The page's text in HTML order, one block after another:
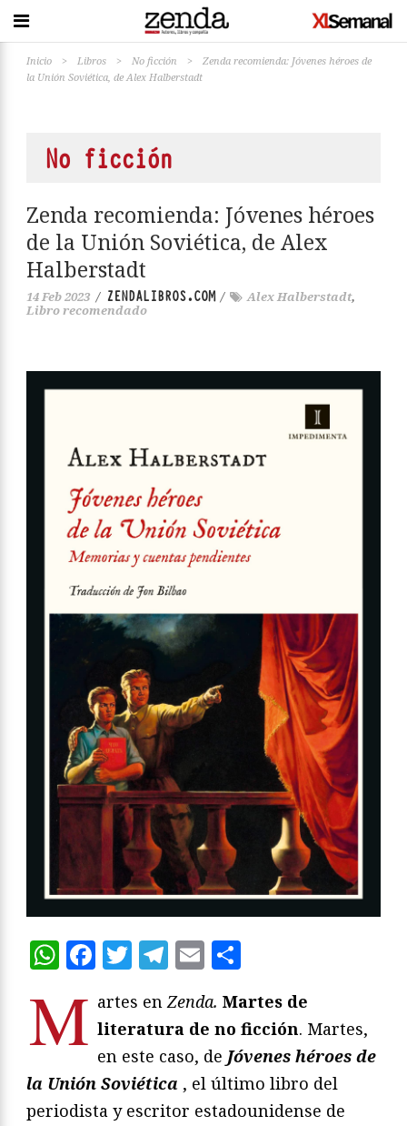
Inicio > Libros > No ficción >
Zenda recomienda: Jóvenes héroes de
la Unión Soviética, de Alex Halberstadt
No ficción
Zenda recomienda: Jóvenes héroes
de la Unión Soviética, de Alex
Halberstadt
14 Feb 2023 / ZENDALIBROS.COM/ Alex Halberstadt,
Libro recomendado
WhatsApp
Facebook
Twitter
Telegram
Email
M artes enZenda. Martes de
literatura de no ficción. Martes,
en este caso, de Jóvenes héroes de
la Unión Soviética , el último libro del
periodista y escritor estadounidense de